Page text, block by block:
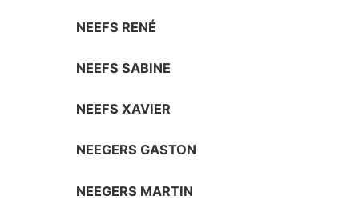
NEEFS RENÉ
NEEFS SABINE
NEEFS XAVIER
NEEGERS GASTON
NEEGERS MARTIN